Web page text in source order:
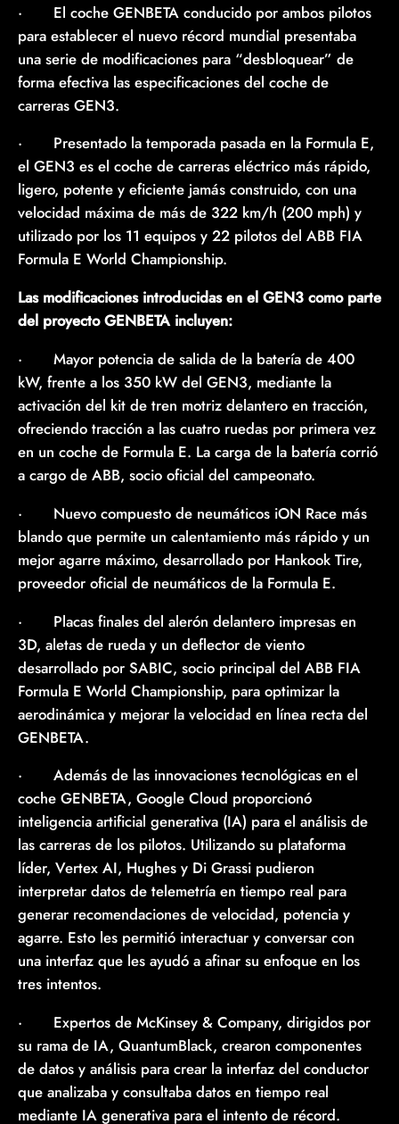
· El coche GENBETA conducido por ambos pilotos
para establecer el nuevo récord mundial presentaba
una serie de modificaciones para “desbloquear” de
forma efectiva las especificaciones del coche de
carreras GEN3.
· Presentado la temporada pasada en la Formula E,
el GEN3 es el coche de carreras eléctrico más rápido,
ligero, potente y eficiente jamás construido, con una
velocidad máxima de más de 322 km/h (200 mph) y
utilizado por los 11 equipos y 22 pilotos del ABB FIA
Formula E World Championship.
Las modificaciones introducidas en el GEN3 como parte
del proyecto GENBETA incluyen:
· Mayor potencia de salida de la batería de 400
kW, frente a los 350 kW del GEN3, mediante la
activación del kit de tren motriz delantero en tracción,
ofreciendo tracción a las cuatro ruedas por primera vez
en un coche de Formula E. La carga de la batería corrió
a cargo de ABB, socio oficial del campeonato.
· Nuevo compuesto de neumáticos iON Race más
blando que permite un calentamiento más rápido y un
mejor agarre máximo, desarrollado por Hankook Tire,
proveedor oficial de neumáticos de la Formula E.
· Placas finales del alerón delantero impresas en
3D, aletas de rueda y un deflector de viento
desarrollado por SABIC, socio principal del ABB FIA
Formula E World Championship, para optimizar la
aerodinámica y mejorar la velocidad en línea recta del
GENBETA.
· Además de las innovaciones tecnológicas en el
coche GENBETA, Google Cloud proporcionó
inteligencia artificial generativa (IA) para el análisis de
las carreras de los pilotos. Utilizando su plataforma
líder, Vertex AI, Hughes y Di Grassi pudieron
interpretar datos de telemetría en tiempo real para
generar recomendaciones de velocidad, potencia y
agarre. Esto les permitió interactuar y conversar con
una interfaz que les ayudó a afinar su enfoque en los
tres intentos.
· Expertos de McKinsey & Company, dirigidos por
su rama de IA, QuantumBlack, crearon componentes
de datos y análisis para crear la interfaz del conductor
que analizaba y consultaba datos en tiempo real
mediante IA generativa para el intento de récord.